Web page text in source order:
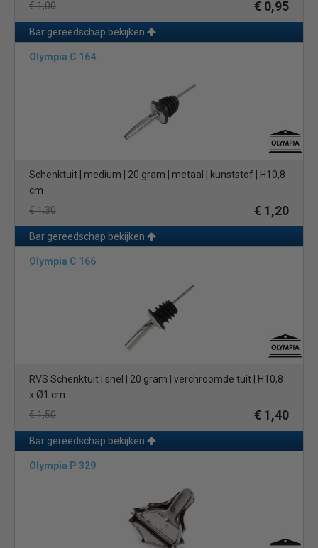
€ 1,00
€ 0,95
Bar gereedschap bekijken
Olympia C 164
Schenktuit | medium | 20 gram | metaal | kunststof | H10,8
cm
€ 1,30
€ 1,20
Bar gereedschap bekijken
Olympia C 166
RVS Schenktuit | snel | 20 gram | verchroomde tuit | H10,8
x Ø1 cm
€ 1,50
€ 1,40
Bar gereedschap bekijken
Olympia P 329